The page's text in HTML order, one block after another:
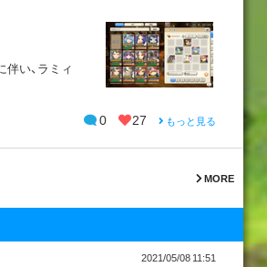
い、ラミィ
0 27 もっと見る
MORE
2021/05/08 11:51